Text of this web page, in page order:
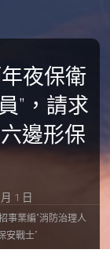
夜保衛
”，請求
邊形保
1 日
事業編“消防治理人
安戰士”